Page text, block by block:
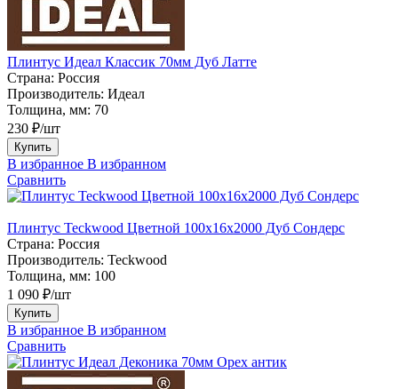
Плинтус Идеал Классик 70мм Дуб Латте
Страна: Россия
Производитель: Идеал
Толщина, мм: 70
230 ₽/шт
Купить
В избранное В избранном
Сравнить
Плинтус Teckwood Цветной 100x16х2000 Дуб Сондерс
Страна: Россия
Производитель: Teckwood
Толщина, мм: 100
1 090 ₽/шт
Купить
В избранное В избранном
Сравнить